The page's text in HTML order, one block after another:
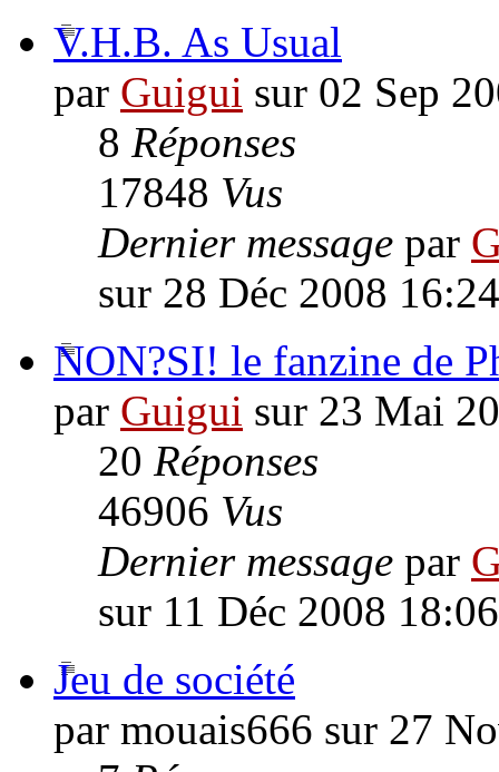
V.H.B. As Usual
par Guigui sur 02 Sep
8 Réponses
17848 Vus
Dernier message par
sur 28 Déc 2008 16:24
NON?SI! le fanzine de
par Guigui sur 23 Mai
20 Réponses
46906 Vus
Dernier message par
sur 11 Déc 2008 18:06
Jeu de société
par mouais666 sur 27